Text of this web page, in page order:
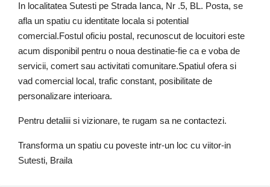
In localitatea Sutesti pe Strada Ianca, Nr .5, BL. Posta, se
afla un spatiu cu identitate locala si potential
comercial.Fostul oficiu postal, recunoscut de locuitori este
acum disponibil pentru o noua destinatie-fie ca e voba de
servicii, comert sau activitati comunitare.Spatiul ofera si
vad comercial local, trafic constant, posibilitate de
personalizare interioara.
Pentru detaliii si vizionare, te rugam sa ne contactezi.
Transforma un spatiu cu poveste intr-un loc cu viitor-in
Sutesti, Braila